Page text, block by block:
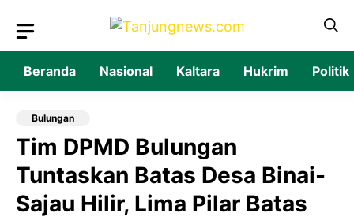
isi
Beranda Nasional Kaltara Hukrim Politik
Bulungan
‎Tim DPMD Bulungan
Tuntaskan Batas Desa Binai-
Sajau Hilir, Lima Pilar Batas